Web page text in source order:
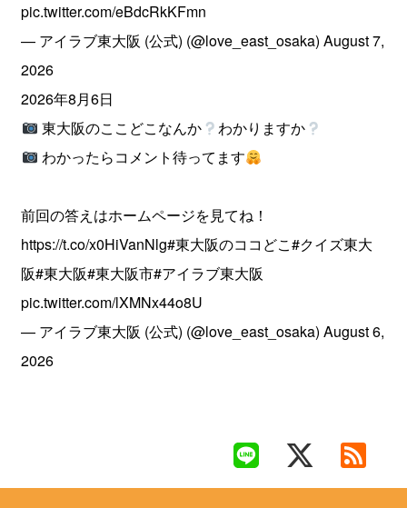
pic.twitter.com/eBdcRkKFmn
— アイラブ東大阪 (公式) (@love_east_osaka)August 7,
2026
2026年8月6日
東大阪のここどこなんか
わかりますか
わかったらコメント待ってます
前回の答えはホームページを見てね！
https://t.co/x0HiVanNlg#東大阪のココどこ#クイズ東大
阪#東大阪#東大阪市#アイラブ東大阪
pic.twitter.com/lXMNx44o8U
— アイラブ東大阪 (公式) (@love_east_osaka)August 6,
2026